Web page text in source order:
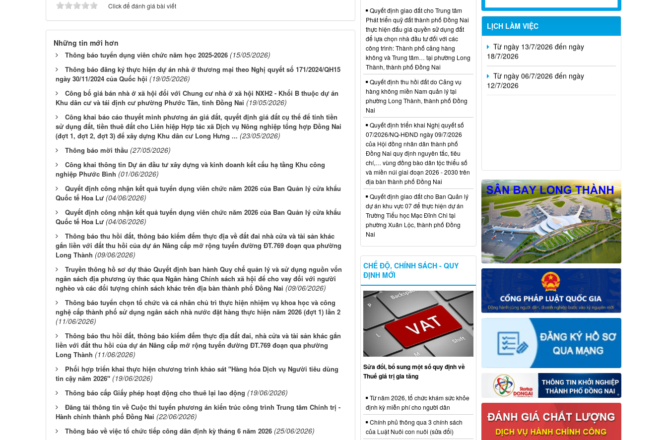
Click để đánh giá bài viết
Những tin mới hơn
Thông báo tuyển dụng viên chức năm học 2025-2026 (15/05/2026)
Thông báo đăng ký thực hiện dự án nhà ở thương mại theo Nghị quyết số 171/2024/QH15
ngày 30/11/2024 của Quốc hội (19/05/2026)
Công bố giá bán nhà ở xã hội đối với Chung cư nhà ở xã hội NXH2 - Khối B thuộc dự án
Khu dân cư và tái định cư phường Phước Tân, tỉnh Đồng Nai (19/05/2026)
Công khai báo cáo thuyết minh phương án giá đất, quyết định giá đất cụ thể để tính tiền
sử dụng đất, tiền thuê đất cho Liên hiệp Hợp tác xã Dịch vụ Nông nghiệp tổng hợp Đồng Nai
(đợt 1, đợt 2, đợt 3) để xây dựng Khu dân cư Long Hưng ... (23/05/2026)
Thông báo mời thầu (27/05/2026)
Công khai thông tin Dự án đầu tư xây dựng và kinh doanh kết cấu hạ tầng Khu công
nghiệp Phước Bình (01/06/2026)
Quyết định công nhận kết quả tuyển dụng viên chức năm 2026 của Ban Quản lý cửa khẩu
Quốc tế Hoa Lư (04/06/2026)
Quyết định công nhận kết quả tuyển dụng viên chức năm 2026 của Ban Quản lý cửa khẩu
Quốc tế Hoa Lư (04/06/2026)
Thông báo thu hồi đất, thông báo kiểm đếm thực địa về đất đai nhà cửa và tài sản khác
gắn liền với đất thu hồi của dự án Nâng cấp mở rộng tuyến đường ĐT.769 đoạn qua phường
Long Thành (09/06/2026)
Truyền thông hồ sơ dự thảo Quyết định ban hành Quy chế quản lý và sử dụng nguồn vốn
ngân sách địa phương ủy thác qua Ngân hàng Chính sách xã hội để cho vay đối với người
nghèo và các đối tượng chính sách khác trên địa bàn thành phố Đồng Nai (09/06/2026)
Thông báo tuyển chọn tổ chức và cá nhân chủ trì thực hiện nhiệm vụ khoa học và công
nghệ cấp thành phố sử dụng ngân sách nhà nước đặt hàng thực hiện năm 2026 (đợt 1) lần 2
(11/06/2026)
Thông báo thu hồi đất, thông báo kiểm đếm thực địa đất đai, nhà cửa và tài sản khác gắn
liền với đất thu hồi của dự án Nâng cấp mở rộng tuyến đường ĐT.769 đoạn qua phường
Long Thành (11/06/2026)
Phối hợp triển khai thực hiện chương trình khảo sát "Hàng hóa Dịch vụ Người tiêu dùng
tin cậy năm 2026" (19/06/2026)
Thông báo cấp Giấy phép hoạt động cho thuê lại lao động (19/06/2026)
Đăng tải thông tin về Cuộc thi tuyển phương án kiến trúc công trình Trung tâm Chính trị -
Hành chính thành phố Đồng Nai (22/06/2026)
Thông báo về việc tổ chức tiếp công dân định kỳ tháng 6 năm 2026 (25/06/2026)
LỊCH LÀM VIỆC
Từ ngày 20/7/2026 đến ngày
26/7/2026
Từ ngày 13/7/2026 đến ngày
18/7/2026
Từ ngày 06/7/2026 đến ngày
12/7/2026
Quyết định giao đất cho Trung tâm
Phát triển quỹ đất thành phố Đồng Nai
thực hiện đấu giá quyền sử dụng đất
để lựa chọn nhà đầu tư đối với các
công trình: Thành phố cảng hàng
không và Trung tâm… tại phường Long
Thành, thành phố Đồng Nai
Quyết định thu hồi đất do Cảng vụ
hàng không miền Nam quản lý tại
phường Long Thành, thành phố Đồng
Nai
Quyết định triển khai Nghị quyết số
07/2026/NQ-HĐND ngày 09/7/2026
của Hội đồng nhân dân thành phố
Đồng Nai quy định nguyên tắc, tiêu
chí,… vùng đồng bào dân tộc thiểu số
và miền núi giai đoạn 2026 - 2030 trên
địa bàn thành phố Đồng Nai
Quyết định giao đất cho Ban Quản lý
dự án khu vực 07 để thực hiện dự án
Trường Tiểu học Mạc Đĩnh Chi tại
phường Xuân Lộc, thành phố Đồng
Nai
CHẾ ĐỘ, CHÍNH SÁCH - QUY
ĐỊNH MỚI
Sửa đổi, bổ sung một số quy định về
Thuế giá trị gia tăng
Từ năm 2026, tổ chức khám sức khỏe
định kỳ miễn phí cho người dân
Chính phủ thông qua 3 chính sách
của Luật Nuôi con nuôi (sửa đổi)